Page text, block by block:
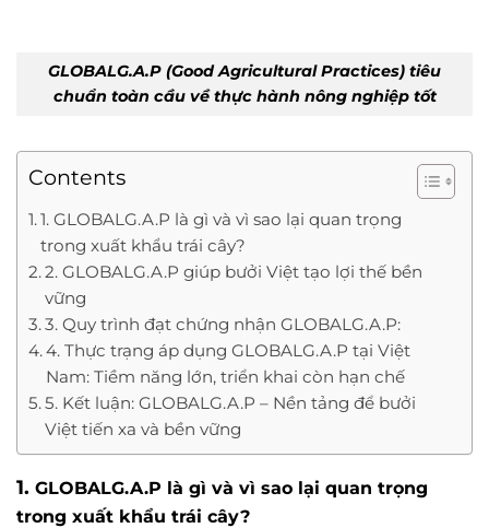
GLOBALG.A.P (Good Agricultural Practices) tiêu
chuẩn toàn cầu về thực hành nông nghiệp tốt
Contents
1. GLOBALG.A.P là gì và vì sao lại quan trọng
trong xuất khẩu trái cây?
2. GLOBALG.A.P giúp bưởi Việt tạo lợi thế bền
vững
3. Quy trình đạt chứng nhận GLOBALG.A.P:
4. Thực trạng áp dụng GLOBALG.A.P tại Việt
Nam: Tiềm năng lớn, triển khai còn hạn chế
5. Kết luận: GLOBALG.A.P – Nền tảng để bưởi
Việt tiến xa và bền vững
1. GLOBALG.A.P là gì và vì sao lại quan trọng
trong xuất khẩu trái cây?